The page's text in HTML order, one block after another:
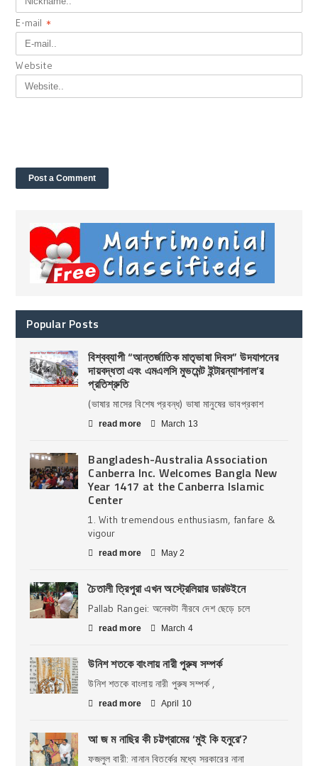
E-mail *
Website
Popular Posts
বিশ্বব্যাপী “আন্তর্জাতিক মাতৃভাষা দিবস” উদযাপনের
দায়বদ্ধতা এবং এমএলসি মুভমেন্ট ইন্টারন্যাশনাল’র
প্রতিশ্রুতি
(ভাষার মাসের বিশেষ প্রবন্ধ) ভাষা মানুষের ভাবপ্রকাশ
read more March 13
Bangladesh-Australia Association
Canberra Inc. Welcomes Bangla New
Year 1417 at the Canberra Islamic
Center
1. With tremendous enthusiasm, fanfare &
vigour
read more May 2
চৈতালী ত্রিপুরা এখন অস্ট্রেলিয়ার ডারউইনে
Pallab Rangei: অনেকটা নীরবে দেশ ছেড়ে চলে
read more March 4
উনিশ শতকে বাংলায় নারী পুরুষ সম্পর্ক
উনিশ শতকে বাংলায় নারী পুরুষ সম্পর্ক ,
read more April 10
আ জ ম নাছির কী চট্টগ্রামের ‘মুই কি হনুরে’?
ফজলুল বারী: নানান বিতর্কের মধ্যে সরকারের নানা